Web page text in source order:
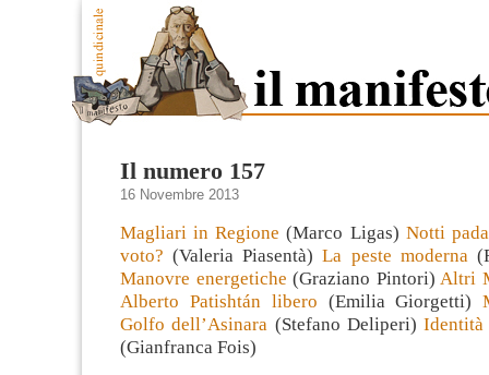
Il numero 157
16 Novembre 2013
Magliari in Regione (Marco Ligas) Notti
voto? (Valeria Piasentà)La peste moderna
Manovre energetiche (Graziano Pintori) Altri
Alberto Patishtán libero (Emilia Giorgetti)
Golfo dell’Asinara (Stefano Deliperi)Identità
(Gianfranca Fois)